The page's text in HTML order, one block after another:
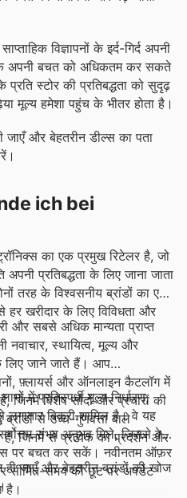
विज्ञापनों के इर्द-गिर्द अपनी
अपनी बचत को अधिकतम कर सकते
स्टोर की प्रतिबद्धता को सुदृढ़
मूल्य हमेशा पहुंच के भीतर होता है।
और बेहतरीन डील्स का पता
ich bei
का एक प्रमुख रिटेलर है, जो
प्रतिबद्धता के लिए जाना जाता
तरह के विश्वसनीय ब्रांडों का एक
खरीदार के लिए विविधता और
और सबसे अधिक मान्यता प्राप्त
स्थायित्व, मूल्य और
लिए जाने जाते हैं। आप
फ़्लायर्स और ऑनलाइन कैटलॉग में
जिनमें विशेष सौदों और प्रचारों की
ब्रांडों से उच्च-गुणवत्ता वाले
जिनमें से प्रत्येक को प्रदर्शन और
में प्रतिस्पर्धी मूल्य निर्धारण,
लगातार बिक्री शामिल है। वे यह
संभव अनुभव मिले, जिससे वे
पर बचत कर सकें। नवीनतम ऑफ़र
समय की छूट पर अपडेट
है।
जाएँ और बेहतरीन ब्रांडों की खोज